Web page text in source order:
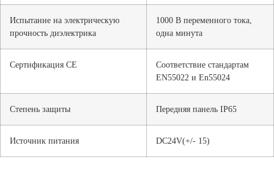
Испытание на электрическую
прочность диэлектрика
1000 В переменного тока,
одна минута
Сертификация CE
Соответствие стандартам
EN55022 и En55024
Степень защиты Передняя панель IP65
Источник питания DC24V(+/- 15)